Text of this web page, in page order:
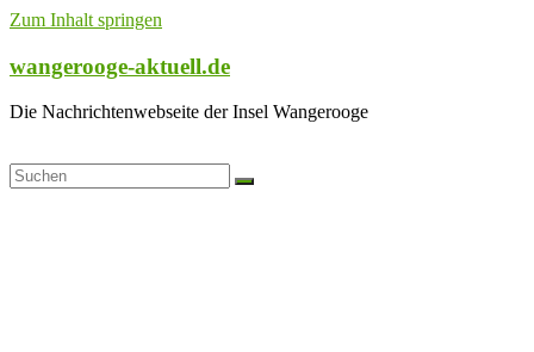
Zum Inhalt springen
wangerooge-aktuell.de
Die Nachrichtenwebseite der Insel Wangerooge